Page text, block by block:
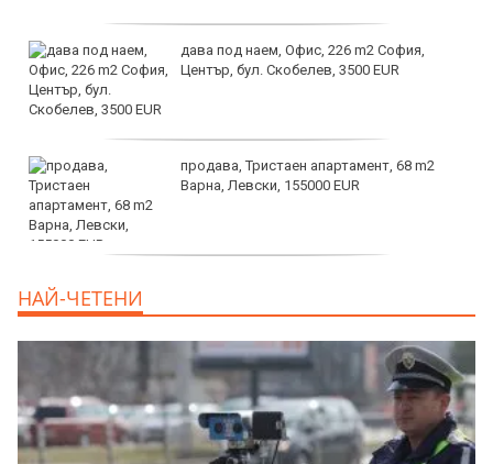
дава под наем, Офис, 226 m2 София,
Център, бул. Скобелев, 3500 EUR
продава, Тристаен апартамент, 68 m2
Варна, Левски, 155000 EUR
НАЙ-ЧЕТЕНИ